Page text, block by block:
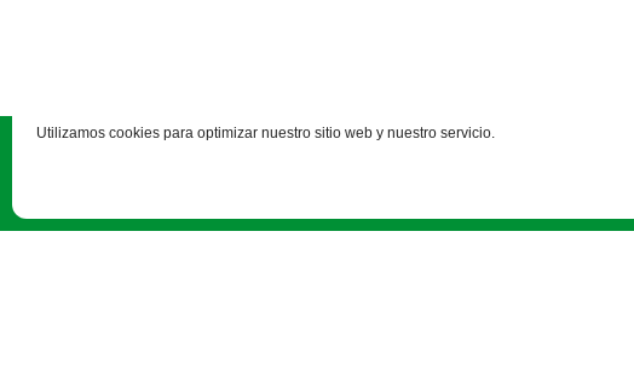
Utilizamos cookies para optimizar nuestro sitio web y nuestro servicio.